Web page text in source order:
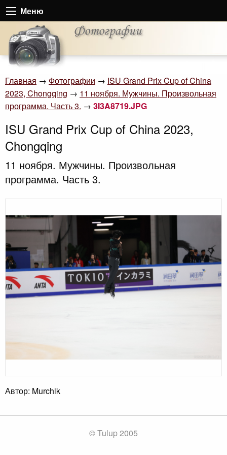
Меню
Главная → Фотографии → ISU Grand Prix Cup of China
2023, Chongqing → 11 ноября. Мужчины. Произвольная
программа. Часть 3. → 3I3A8719.JPG
ISU Grand Prix Cup of China 2023,
Chongqing
11 ноября. Мужчины. Произвольная
программа. Часть 3.
Автор: Murchik
© Tulup 2005